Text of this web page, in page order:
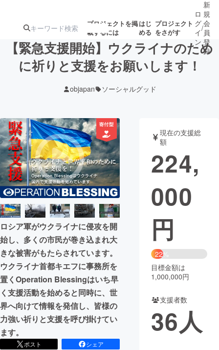
プロジェクトを掲
載するには
はじ
める
プロジェクト
をさがす
ジェクト
ロジェクト
アート・写真 音楽
テクノロジー・ガジェット ゲーム・サ
映像・映画
ビジネス・起業
まちづくり・地域活性化
CAMPFIRE for Social Good
CAMPFIRE Creation
CAMPFIREふるさと納税machi-ya コミュニティ
ロ
グ
イ
ン
/
新
規
会
員
登
録
【緊急支援開始】ウクライナのため
に祈りと支援をお願いします！
objapan ソーシャルグッド
ロシア軍がウクライナに侵攻を開
始し、多くの市民が巻き込まれ大
きな被害がもたらされています。
ウクライナ首都キエフに事務所を
置くOperation Blessingはいち早
く支援活動を始めると同時に、世
界へ向けて情報を発信し、皆様の
力強い祈りと支援を呼び掛けてい
ます。
ポスト
シェア
現在の支援総
額
224,
000
円
22%
目標金額は
1,000,000円
支援者数
36人